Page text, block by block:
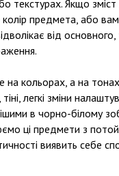
текстурах. Якщо
предмета, або
від
на кольорах, а на
легкі зміни
в чорно-білому
ці предмети з
виявить себе